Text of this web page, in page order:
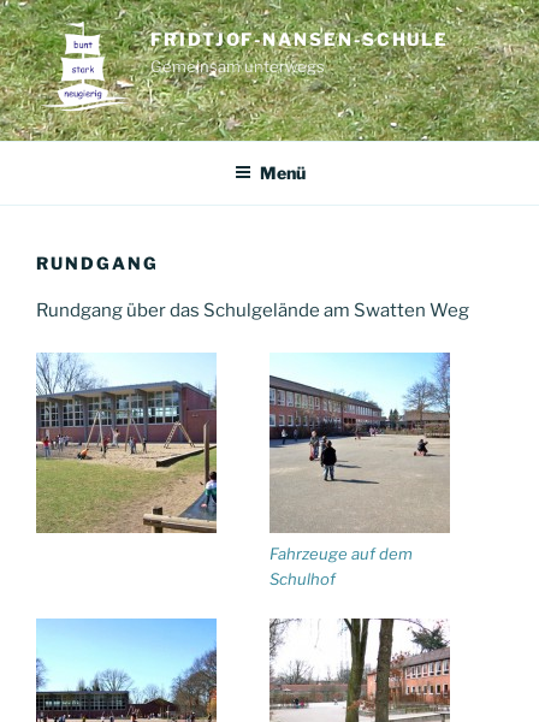
Zum
Inhalt
springen
FRIDTJOF-NANSEN-SCHULE
Gemeinsam unterwegs
Menü
RUNDGANG
Rundgang über das Schulgelände am Swatten Weg
Fahrzeuge auf dem
Schulhof